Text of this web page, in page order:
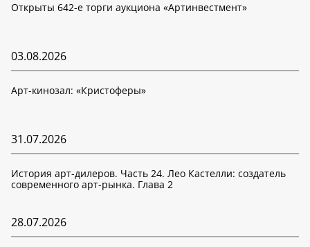
Открыты 642-е торги аукциона «Артинвестмент»
03.08.2026
Арт-кинозал: «Кристоферы»
31.07.2026
История арт-дилеров. Часть 24. Лео Кастелли: создатель
современного арт-рынка. Глава 2
28.07.2026